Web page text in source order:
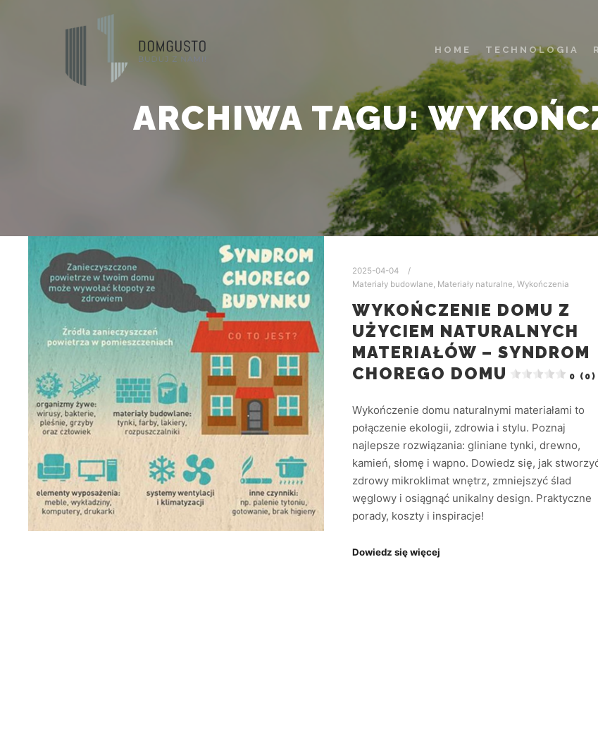
HOME TECHNOLOGIA
ARCHIWA TAGU:
2025-04-04
Materiały budowlane, Materiały naturalne, Wykończenia
WYKOŃCZENIE DOMU Z
UŻYCIEM NATURALNYCH
MATERIAŁÓW – SYNDROM
CHOREGO DOMU
0 (0)
Wykończenie domu naturalnymi materiałami to
połączenie ekologii, zdrowia i stylu. Poznaj
najlepsze rozwiązania: gliniane tynki, drewno,
kamień, słomę i wapno. Dowiedz się, jak
zdrowy mikroklimat wnętrz, zmniejszyć ślad
węglowy i osiągnąć unikalny design. Praktyczne
porady, koszty i inspiracje!
Dowiedz się więcej